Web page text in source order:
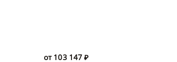
от 103 147 ₽